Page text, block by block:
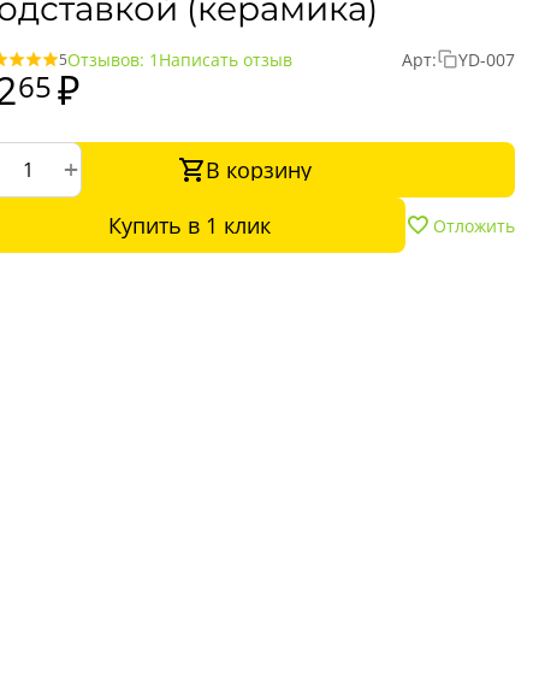
(керамика)
5Отзывов: 1 Написать отзыв Арт: YD-007
65₽
+
В корзину
Купить в 1 клик
Отложить